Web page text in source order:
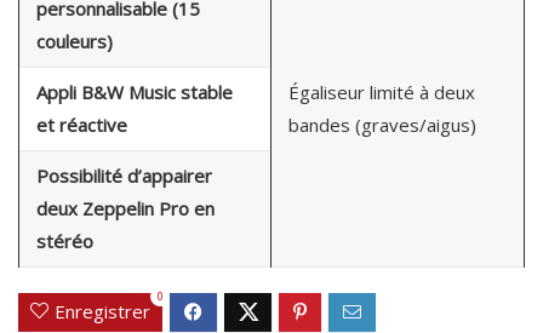
personnalisable (15
couleurs)
Égaliseur limité à deux
bandes (graves/aigus)
Appli B&W Music stable
et réactive
Possibilité d’appairer
deux Zeppelin Pro en
stéréo
Enregistrer
0